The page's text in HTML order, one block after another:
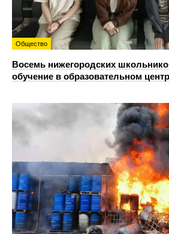
Общество
Восемь нижегородских
обучение в образовательном